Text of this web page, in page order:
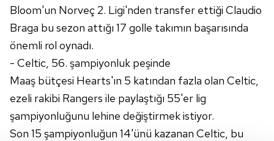
Bloom'un Norveç 2. Ligi'nden transfer ettiği Claudio
Braga bu sezon attığı 17 golle takımın başarısında
önemli rol oynadı.
- Celtic, 56. şampiyonluk peşinde
Maaş bütçesi Hearts'ın 5 katından fazla olan Celtic,
ezeli rakibi Rangers ile paylaştığı 55'er lig
şampiyonluğunu lehine değiştirmek istiyor.
Son 15 şampiyonluğun 14'ünü kazanan Celtic, bu